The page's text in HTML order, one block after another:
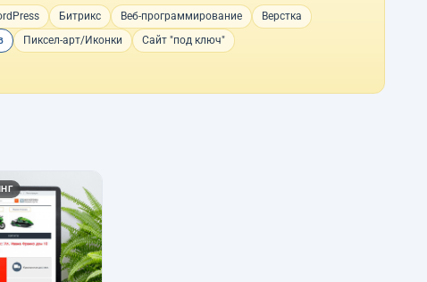
Битрикс Веб-программирование
Верстка
Пиксел-арт/Иконки
Сайт "под ключ"